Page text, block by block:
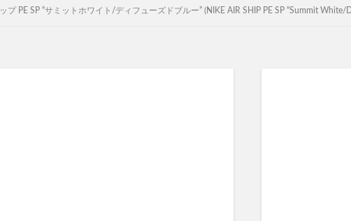
プ PE SP “サミットホワイト/ディフューズドブルー” (NIKE AIR SHIP PE SP “Summit White/